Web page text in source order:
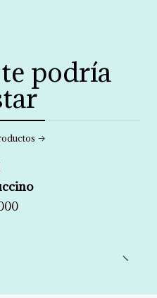
podría